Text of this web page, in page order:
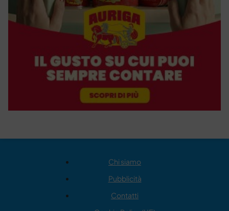
Chi siamo
Pubblicità
Contatti